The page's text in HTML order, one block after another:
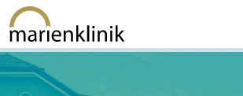
Zum Hauptinhalt springen